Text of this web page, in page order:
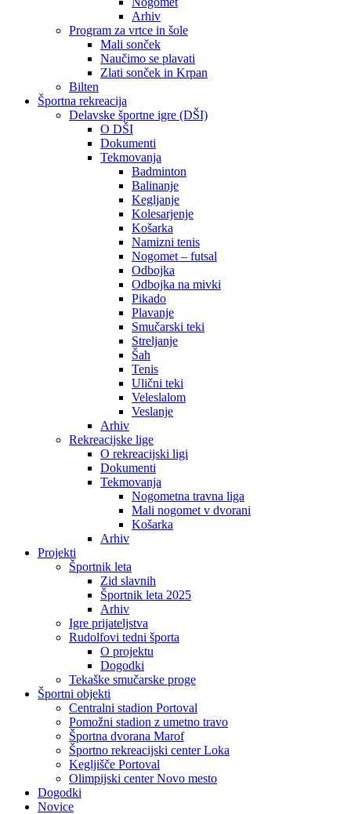
Arhiv
Program za vrtce in šole
Mali sonček
Naučimo se plavati
Zlati sonček in Krpan
Bilten
Športna rekreacija
Delavske športne igre (DŠI)
O DŠI
Dokumenti
Tekmovanja
Badminton
Balinanje
Kegljanje
Kolesarjenje
Košarka
Namizni tenis
Nogomet – futsal
Odbojka
Odbojka na mivki
Pikado
Plavanje
Smučarski teki
Streljanje
Šah
Tenis
Ulični teki
Veleslalom
Veslanje
Arhiv
Rekreacijske lige
O rekreacijski ligi
Dokumenti
Tekmovanja
Nogometna travna liga
Mali nogomet v dvorani
Košarka
Arhiv
Projekti
Športnik leta
Zid slavnih
Športnik leta 2025
Arhiv
Igre prijateljstva
Rudolfovi tedni športa
O projektu
Dogodki
Tekaške smučarske proge
Športni objekti
Centralni stadion Portoval
Pomožni stadion z umetno travo
Športna dvorana Marof
Športno rekreacijski center Loka
Kegljišče Portoval
Olimpijski center Novo mesto
Dogodki
Novice